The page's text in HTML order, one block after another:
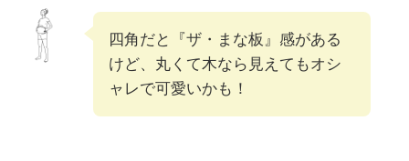
四角だと『ザ・まな板』感がある
けど、丸くて木なら見えてもオシ
ャレで可愛いかも！